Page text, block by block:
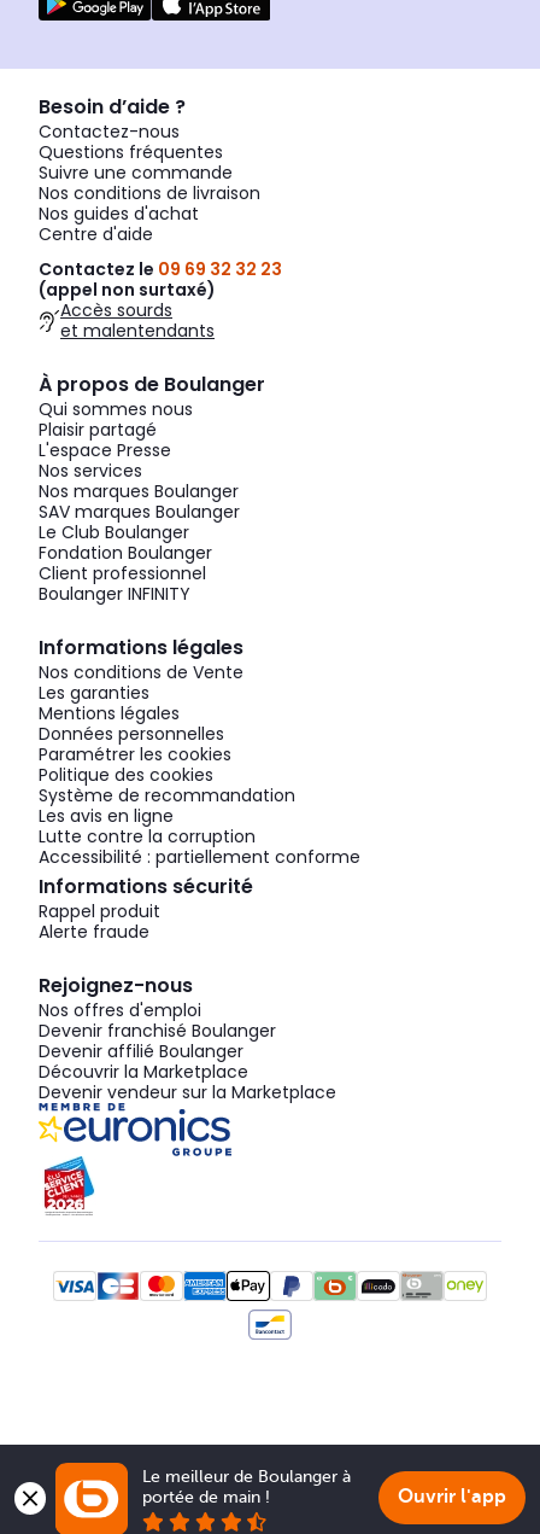
Besoin d’aide ?
Contactez-nous
Questions fréquentes
Suivre une commande
Nos conditions de livraison
Nos guides d'achat
Centre d'aide
Contactez le 09 69 32 32 23
(appel non surtaxé)
Accès sourds
et malentendants
À propos de Boulanger
Qui sommes nous
Plaisir partagé
L'espace Presse
Nos services
Nos marques Boulanger
SAV marques Boulanger
Le Club Boulanger
Fondation Boulanger
Client professionnel
Boulanger INFINITY
Informations légales
Nos conditions de Vente
Les garanties
Mentions légales
Données personnelles
Paramétrer les cookies
Politique des cookies
Système de recommandation
Les avis en ligne
Lutte contre la corruption
Accessibilité : partiellement conforme
Informations sécurité
Rappel produit
Alerte fraude
Rejoignez-nous
Nos offres d'emploi
Devenir franchisé Boulanger
Devenir affilié Boulanger
Découvrir la Marketplace
Devenir vendeur sur la Marketplace
Le meilleur de Boulanger à
portée de main !
Ouvrir l'app